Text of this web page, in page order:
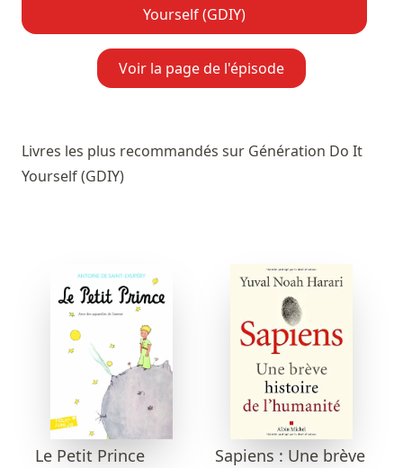
Yourself (GDIY)
Voir la page de l'épisode
Livres les plus recommandés sur Génération Do It
Yourself (GDIY)
Le Petit Prince
Sapiens : Une brève